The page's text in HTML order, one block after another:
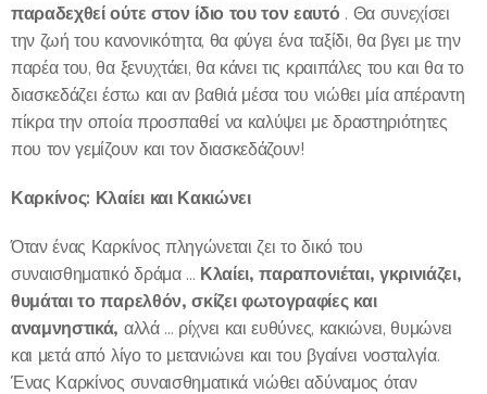
παραδεχθεί ούτε στον ίδιο του τον εαυτό . Θα συνεχίσει
την ζωή του κανονικότητα, θα φύγει ένα ταξίδι, θα βγει με την
παρέα του, θα ξενυχτάει, θα κάνει τις κραιπάλες του και θα το
διασκεδάζει έστω και αν βαθιά μέσα του νιώθει μία απέραντη
πίκρα την οποία προσπαθεί να καλύψει με δραστηριότητες
που τον γεμίζουν και τον διασκεδάζουν!
Καρκίνος: Κλαίει και Κακιώνει
Όταν ένας Καρκίνος πληγώνεται ζει το δικό του
συναισθηματικό δράμα ... Κλαίει, παραπονιέται, γκρινιάζει,
θυμάται το παρελθόν, σκίζει φωτογραφίες και
αναμνηστικά, αλλά ... ρίχνει και ευθύνες, κακιώνει, θυμώνει
και μετά από λίγο το μετανιώνει και του βγαίνει νοσταλγία.
Ένας Καρκίνος συναισθηματικά νιώθει αδύναμος όταν